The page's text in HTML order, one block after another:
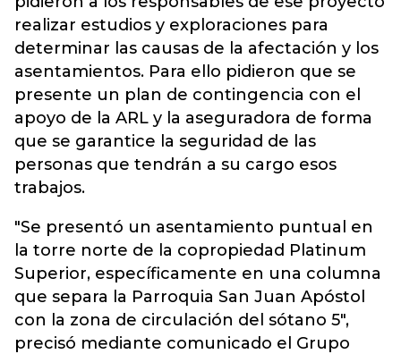
realizar estudios y exploraciones para
determinar las causas de la afectación y los
asentamientos. Para ello pidieron que se
presente un plan de contingencia con el
apoyo de la ARL y la aseguradora de forma
que se garantice la seguridad de las
personas que tendrán a su cargo esos
trabajos.
"Se presentó un asentamiento puntual en
la torre norte de la copropiedad Platinum
Superior, específicamente en una columna
que separa la Parroquia San Juan Apóstol
con la zona de circulación del sótano 5",
precisó mediante comunicado el Grupo